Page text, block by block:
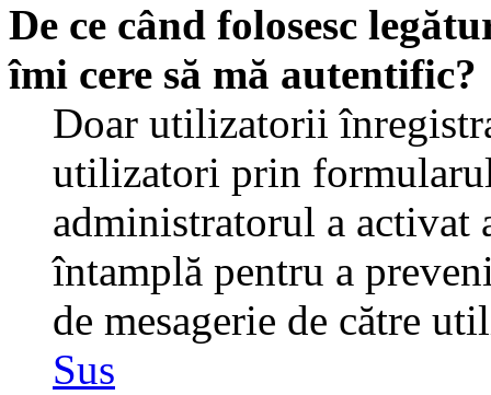
De ce când folosesc
îmi cere să mă autentific?
Doar utilizatorii
utilizatori prin
administratorul a activat
întamplă pentru a
de mesagerie de către
Sus